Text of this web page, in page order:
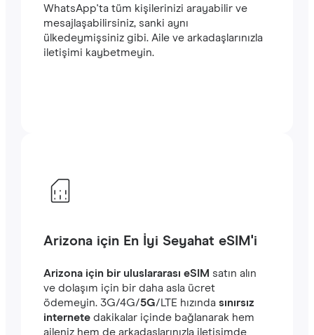
WhatsApp'ta tüm kişilerinizi arayabilir ve
mesajlaşabilirsiniz, sanki aynı
ülkedeymişsiniz gibi. Aile ve arkadaşlarınızla
iletişimi kaybetmeyin.
Arizona için En İyi Seyahat eSIM'i
Arizona için bir uluslararası eSIM satın alın
ve dolaşım için bir daha asla ücret
ödemeyin. ‎3G/4G/5G/LTE hızında sınırsız
internetedakikalar içinde bağlanarak hem
aileniz hem de arkadaşlarınızla iletişimde